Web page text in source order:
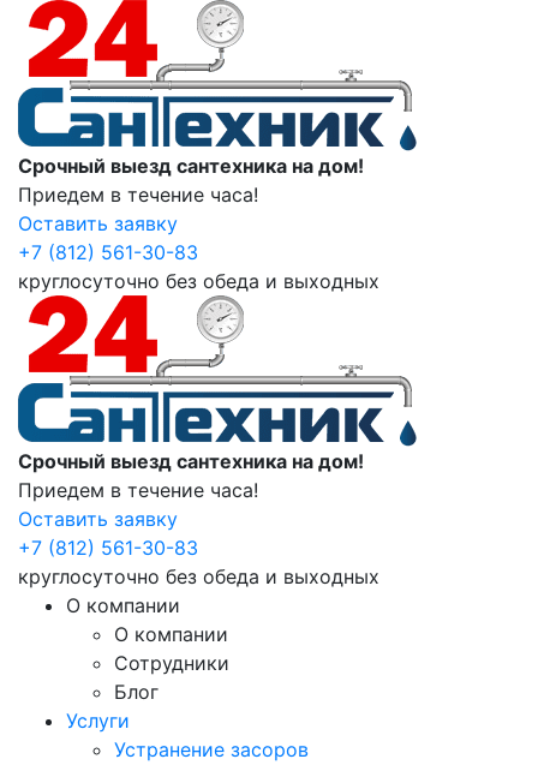
Срочный выезд сантехника на дом!
Приедем в течение часа!
Оставить заявку
+7 (812) 561-30-83
круглосуточно без обеда и выходных
Срочный выезд сантехника на дом!
Приедем в течение часа!
Оставить заявку
+7 (812) 561-30-83
круглосуточно без обеда и выходных
О компании
О компании
Сотрудники
Блог
Услуги
Устранение засоров